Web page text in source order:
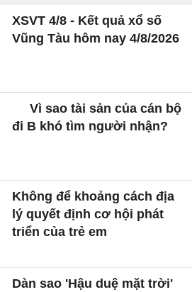
XSVT 4/8 - Kết quả xổ số
Vũng Tàu hôm nay 4/8/2026
Vì sao tài sản của cán bộ
đi B khó tìm người nhận?
Không để khoảng cách địa
lý quyết định cơ hội phát
triển của trẻ em
Dàn sao 'Hậu duệ mặt trời'